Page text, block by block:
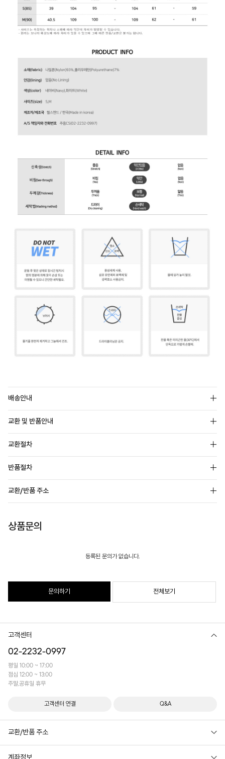
배송안내
교환 및 반품안내
교환절차
반품절차
교환/반품 주소
상품문의
등록된 문의가 없습니다.
문의하기 전체보기
고객센터
02-2232-0997
평일 10:00 ~ 17:00
점심 12:00 ~ 13:00
주말,공휴일 휴무
고객센터 연결 Q&A
교환/반품 주소